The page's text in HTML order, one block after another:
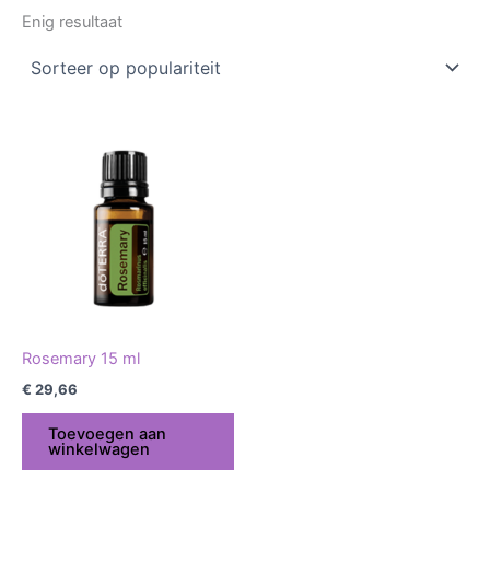
Enig resultaat
Rosemary 15 ml
€ 29,66
Toevoegen aan
winkelwagen